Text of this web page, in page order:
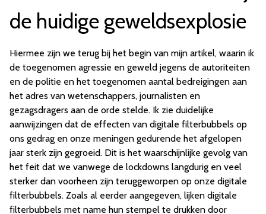
de huidige geweldsexplosie
Hiermee zijn we terug bij het begin van mijn artikel, waarin ik
de toegenomen agressie en geweld jegens de autoriteiten
en de politie en het toegenomen aantal bedreigingen aan
het adres van wetenschappers, journalisten en
gezagsdragers aan de orde stelde. Ik zie duidelijke
aanwijzingen dat de effecten van digitale filterbubbels op
ons gedrag en onze meningen gedurende het afgelopen
jaar sterk zijn gegroeid. Dit is het waarschijnlijke gevolg van
het feit dat we vanwege de lockdowns langdurig en veel
sterker dan voorheen zijn teruggeworpen op onze digitale
filterbubbels. Zoals al eerder aangegeven, lijken digitale
filterbubbels met name hun stempel te drukken door